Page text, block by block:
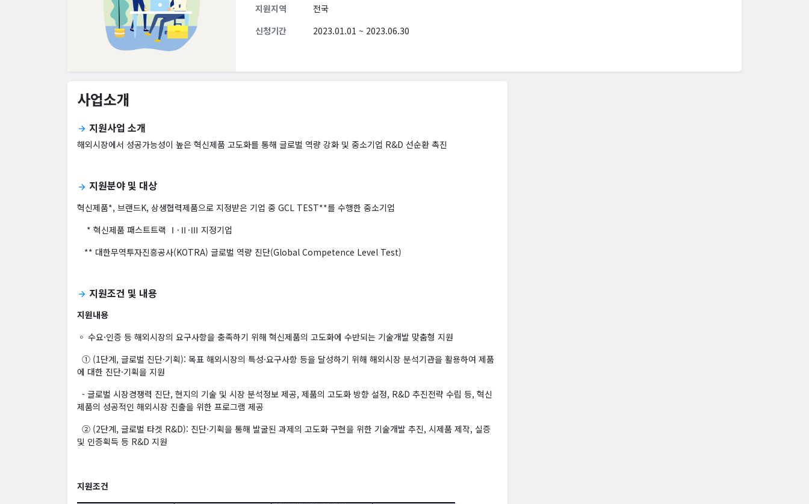
지원지역
전국
신청기간
2023.01.01 ~ 2023.06.30
사업소개
arrow_forward 지원사업 소개
해외시장에서 성공가능성이 높은 혁신제품 고도화를 통해 글로벌 역량 강화 및 중소기업 R&D 선순환 촉진
arrow_forward 지원분야 및 대상
혁신제품*, 브랜드K, 상생협력제품으로 지정받은 기업 중 GCL TEST**를 수행한 중소기업
* 혁신제품 패스트트랙 Ⅰ·Ⅱ·Ⅲ 지정기업
** 대한무역투자진흥공사(KOTRA) 글로벌 역량 진단(Global Competence Level Test)
arrow_forward 지원조건 및 내용
지원내용
◦ 수요·인증 등 해외시장의 요구사항을 충족하기 위해 혁신제품의 고도화에 수반되는 기술개발 맞춤형 지원
① (1단계, 글로벌 진단·기획): 목표 해외시장의 특성·요구사항 등을 달성하기 위해 해외시장 분석기관을 활용하여 제품
에 대한 진단·기획을 지원
- 글로벌 시장경쟁력 진단, 현지의 기술 및 시장 분석정보 제공, 제품의 고도화 방향 설정, R&D 추진전략 수립 등, 혁신
제품의 성공적인 해외시장 진출을 위한 프로그램 제공
② (2단계, 글로벌 타겟 R&D): 진단·기획을 통해 발굴된 과제의 고도화 구현을 위한 기술개발 추진, 시제품 제작, 실증
및 인증획득 등 R&D 지원
지원조건